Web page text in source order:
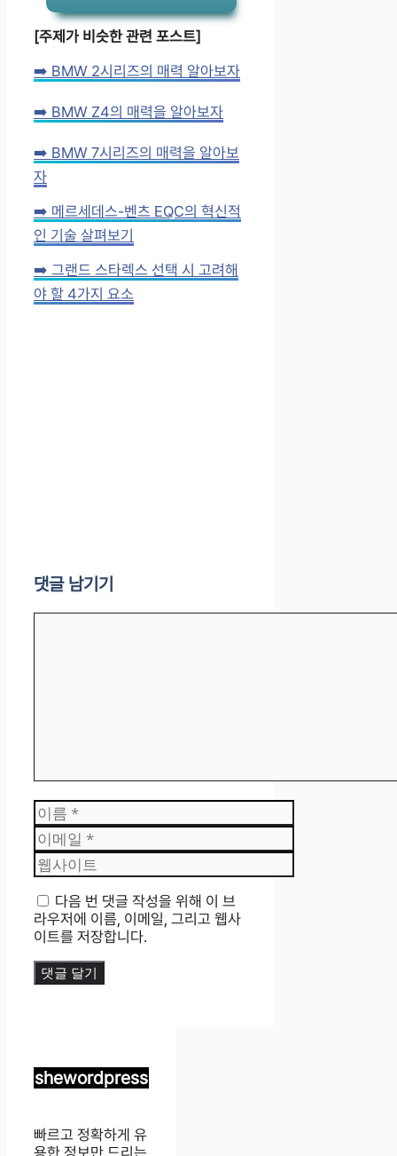
[주제가 비슷한 관련 포스트]
➡️ BMW 2시리즈의 매력 알아보자
➡️ BMW Z4의 매력을 알아보자
➡️ BMW 7시리즈의 매력을 알아보
자
➡️ 메르세데스-벤츠 EQC의 혁신적
인 기술 살펴보기
➡️ 그랜드 스타렉스 선택 시 고려해
야 할 4가지 요소
댓글 남기기
이
름
이
메
일
웹
사
이
트
다음 번 댓글 작성을 위해 이 브
라우저에 이름, 이메일, 그리고 웹사
이트를 저장합니다.
shewordpress
빠르고 정확하게 유